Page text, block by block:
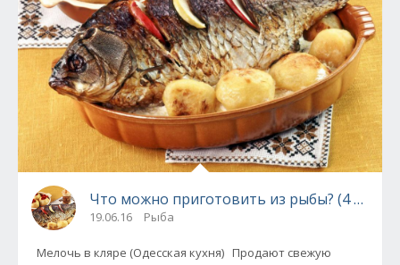
Что можно приготовить из рыбы? (4
19.06.16 Рыба
Мелочь в кляре (Одесская кухня) Продают свежую